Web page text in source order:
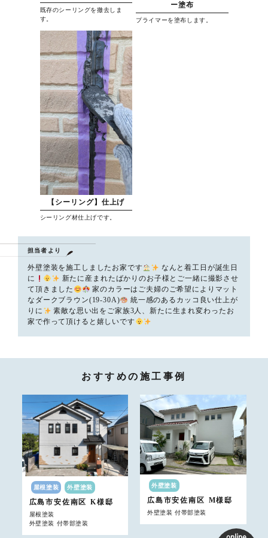
既存のシーリングを撤去しま
す。
ー塗布
プライマーを塗布します。
【シーリング】仕上げ
シーリング材仕上げです。
担当者より
外壁塗装を施工しましたお家です
なんと着工日が誕生日
に
新たに産まれたばかりのお子様とご一緒に撮影させ
て頂きました
家のカラーはご夫婦のご希望によりマット
なダークブラウン(19-30A)
統一感のあるカッコ良い仕上が
りに
素敵な思い出をご家族3人、新たに生まれ変わったお
家で作って頂けると嬉しいです
おすすめの施工事例
屋根塗装 外壁塗装
広島市安佐南区 K様邸
屋根塗装
外壁塗装 付帯部塗装
外壁塗装
広島市安佐南区 M様邸
外壁塗装 付帯部塗装